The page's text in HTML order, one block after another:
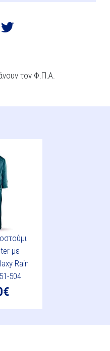
τον Φ.Π.Α.
με
Rain
504